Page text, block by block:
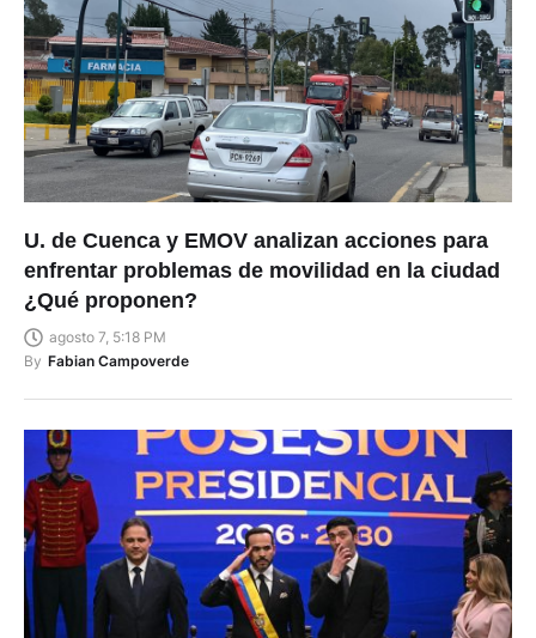
U. de Cuenca y EMOV analizan acciones para
enfrentar problemas de movilidad en la ciudad
¿Qué proponen?
agosto 7, 5:18 PM
By Fabian Campoverde